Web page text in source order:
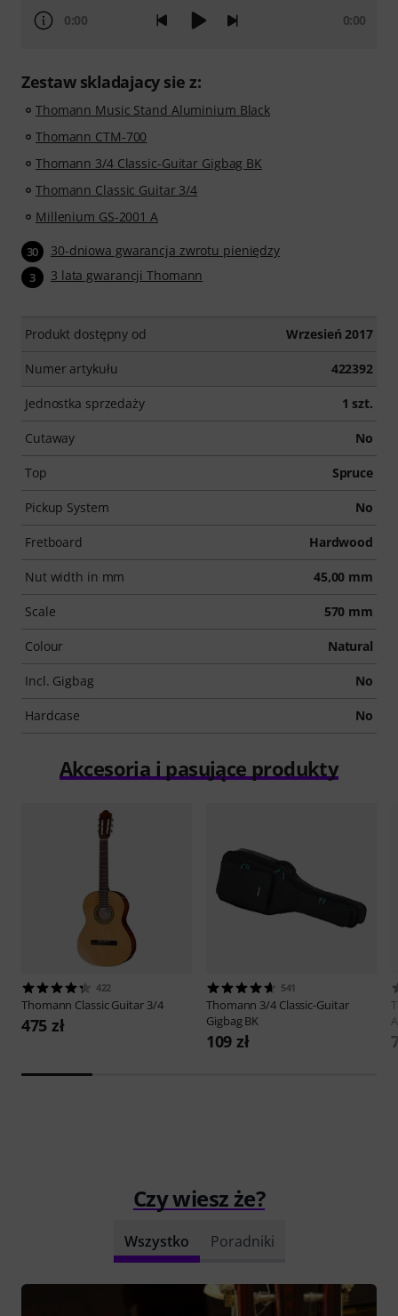
0:00 0:00
Zestaw skladajacy sie z:
Thomann Music Stand Aluminium Black
Thomann CTM-700
Thomann 3/4 Classic-Guitar Gigbag BK
Thomann Classic Guitar 3/4
Millenium GS-2001 A
30 30-dniowa gwarancja zwrotu pieniędzy
3 3 lata gwarancji Thomann
Produkt dostępny od Wrzesień 2017
Numer artykułu 422392
Jednostka sprzedaży 1 szt.
Cutaway No
Top Spruce
Pickup System No
Fretboard Hardwood
Nut width in mm 45,00 mm
Scale 570 mm
Colour Natural
Incl. Gigbag No
Hardcase No
Akcesoria i pasujące produkty
422
Thomann Classic Guitar 3/4
475 zł
541
Thomann 3/4 Classic-Guitar
Gigbag BK
109 zł
Czy wiesz że?
Wszystko Poradniki